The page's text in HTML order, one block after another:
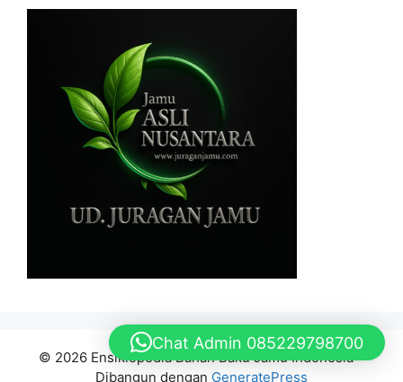
© 2026 Ensiklopedia Bahan Baku Jamu Indonesia•
Dibangun dengan GeneratePress
Chat Admin 085229798700